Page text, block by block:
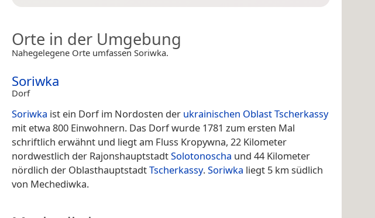
Orte in der Umgebung
Nahegelegene Orte umfassen Soriwka.
Soriwka
Dorf
Soriwka ist ein Dorf im Nordosten der ukrainischen Oblast Tscherkassy
mit etwa 800 Einwohnern. Das Dorf wurde 1781 zum ersten Mal
schriftlich erwähnt und liegt am Fluss Kropywna, 22 Kilometer
nordwestlich der RajonshauptstadtSolotonoscha und 44 Kilometer
nördlich der OblasthauptstadtTscherkassy.Soriwka liegt 5 km südlich
von Mechediwka.